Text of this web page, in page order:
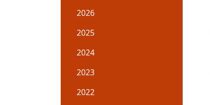
2026
2025
2024
2023
2022